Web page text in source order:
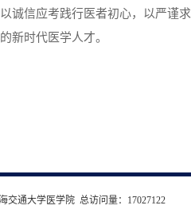
通大学医学院 总访问量： 17027122
诚信应考践行医者初心，以严谨求
新时代医学人才。